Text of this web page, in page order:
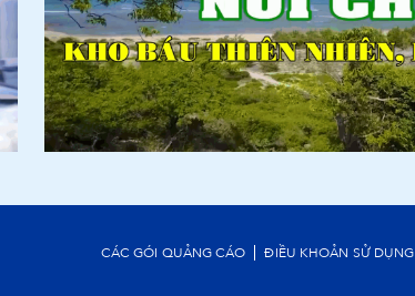
CÁC GÓI QUẢNG CÁO ĐIỀU KHOẢN SỬ DỤNG